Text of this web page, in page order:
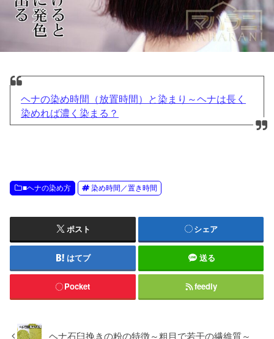
ヘナの染め時間（放置時間）と染まり～ヘナは長く
染めれば濃く染まる？
■ヘナの染め方 染め時間／置き時間
ポスト シェア
はてブ 送る
Pocket feedly
ヘナ石臼挽きの粉の特徴～粗目で若干の繊維質～